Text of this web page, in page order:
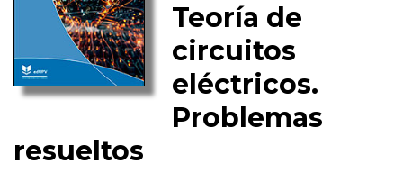
Teoría de
circuitos
eléctricos.
Problemas
resueltos